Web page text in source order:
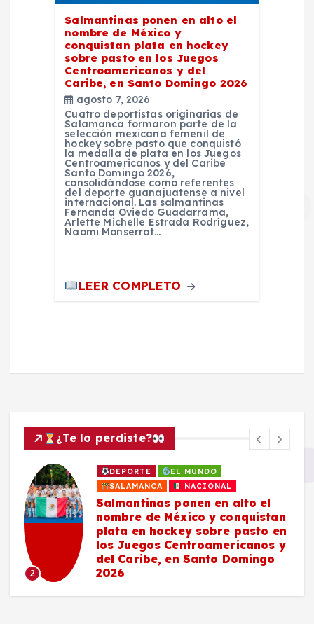
Salmantinas ponen en alto el
nombre de México y
conquistan plata en hockey
sobre pasto en los Juegos
Centroamericanos y del
Caribe, en Santo Domingo 2026
agosto 7, 2026
Cuatro deportistas originarias de
Salamanca formaron parte de la
selección mexicana femenil de
hockey sobre pasto que conquistó
la medalla de plata en los Juegos
Centroamericanos y del Caribe
Santo Domingo 2026,
consolidándose como referentes
del deporte guanajuatense a nivel
internacional. Las salmantinas
Fernanda Oviedo Guadarrama,
Arlette Michelle Estrada Rodríguez,
Naomi Monserrat…
LEER COMPLETO
¿Te lo perdiste?
2
DEPORTE
EL MUNDO
SALAMANCA
NACIONAL
Salmantinas ponen en alto el
nombre de México y conquistan
plata en hockey sobre pasto en
los Juegos Centroamericanos y
del Caribe, en Santo Domingo
2026